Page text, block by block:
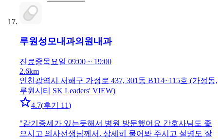
루원성모내과의원내과
진료중목요일 09:00 ~ 19:00
2.6km
인천광역시 서해구 가정로 437, 301동 B114~115호 (가정동,
루원시티 SK Leaders' VIEW)
4.7(후기 11)
"감기증세가 있는듯해서 병원 방문했어요 간호사님도 좋
으시고 의사선생님께서. 상세히 물어봐 주시고 설명도 잘